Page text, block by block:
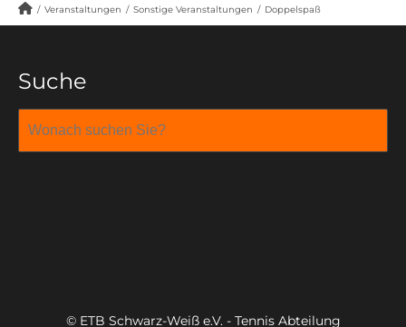
/ Veranstaltungen / Sonstige Veranstaltungen / Doppelspaß
Suche
© ETB Schwarz-Weiß e.V. - Tennis Abteilung